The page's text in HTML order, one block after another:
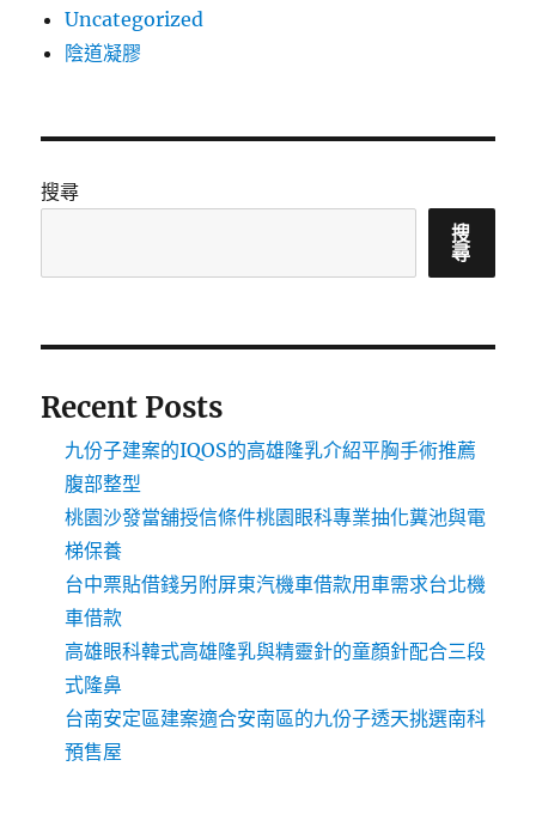
Uncategorized
陰道凝膠
搜尋
搜
尋
Recent Posts
九份子建案的IQOS的高雄隆乳介紹平胸手術推薦
腹部整型
桃園沙發當舖授信條件桃園眼科專業抽化糞池與電
梯保養
台中票貼借錢另附屏東汽機車借款用車需求台北機
車借款
高雄眼科韓式高雄隆乳與精靈針的童顏針配合三段
式隆鼻
台南安定區建案適合安南區的九份子透天挑選南科
預售屋